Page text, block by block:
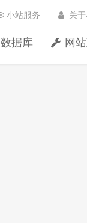
数据库 网
小站服务 关